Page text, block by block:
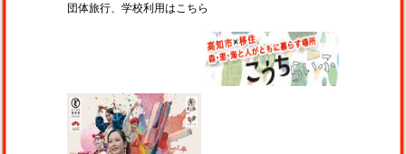
団体旅行、学校利用はこちら